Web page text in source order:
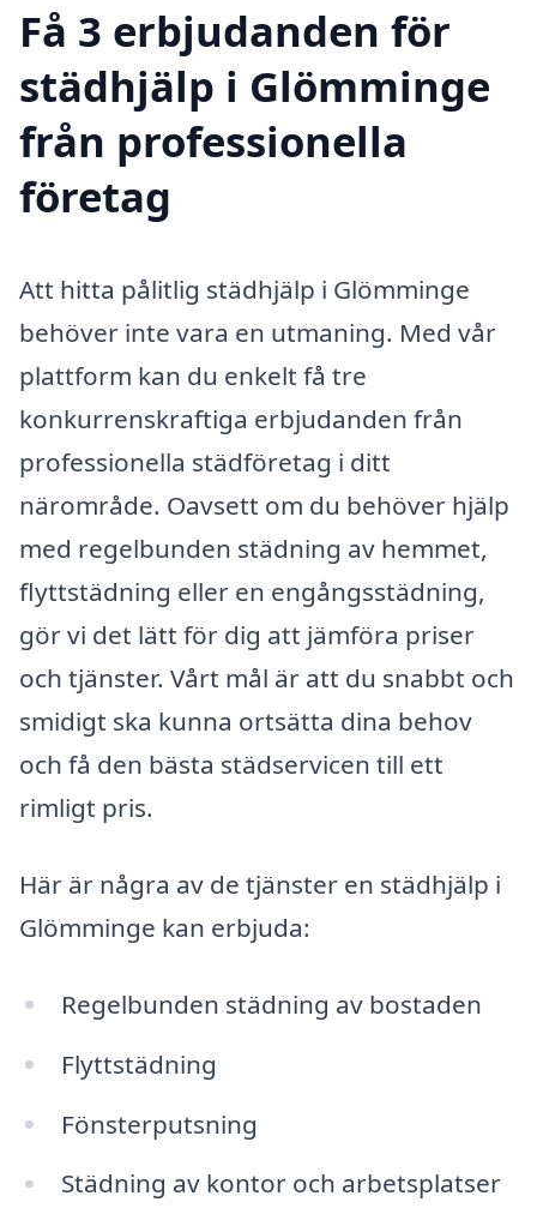
Få 3 erbjudanden för
städhjälp i Glömminge
från professionella
företag
Att hitta pålitlig städhjälp i Glömminge
behöver inte vara en utmaning. Med vår
plattform kan du enkelt få tre
konkurrenskraftiga erbjudanden från
professionella städföretag i ditt
närområde. Oavsett om du behöver hjälp
med regelbunden städning av hemmet,
flyttstädning eller en engångsstädning,
gör vi det lätt för dig att jämföra priser
och tjänster. Vårt mål är att du snabbt och
smidigt ska kunna ortsätta dina behov
och få den bästa städservicen till ett
rimligt pris.
Här är några av de tjänster en städhjälp i
Glömminge kan erbjuda:
Regelbunden städning av bostaden
Flyttstädning
Fönsterputsning
Städning av kontor och arbetsplatser